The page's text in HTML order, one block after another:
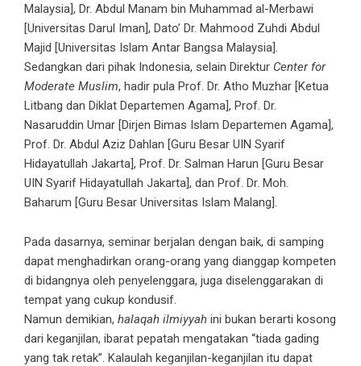
Malaysia], Dr. Abdul Manam bin Muhammad al-Merbawi
[Universitas Darul Iman], Dato’ Dr. Mahmood Zuhdi Abdul
Majid [Universitas Islam Antar Bangsa Malaysia].
Sedangkan dari pihak Indonesia, selain Direktur Center for
Moderate Muslim, hadir pula Prof. Dr. Atho Muzhar [Ketua
Litbang dan Diklat Departemen Agama], Prof. Dr.
Nasaruddin Umar [Dirjen Bimas Islam Departemen Agama],
Prof. Dr. Abdul Aziz Dahlan [Guru Besar UIN Syarif
Hidayatullah Jakarta], Prof. Dr. Salman Harun [Guru Besar
UIN Syarif Hidayatullah Jakarta], dan Prof. Dr. Moh.
Baharum [Guru Besar Universitas Islam Malang].
Pada dasarnya, seminar berjalan dengan baik, di samping
dapat menghadirkan orang-orang yang dianggap kompeten
di bidangnya oleh penyelenggara, juga diselenggarakan di
tempat yang cukup kondusif.
Namun demikian, halaqah ilmiyyah ini bukan berarti kosong
dari keganjilan, ibarat pepatah mengatakan “tiada gading
yang tak retak”. Kalaulah keganjilan-keganjilan itu dapat